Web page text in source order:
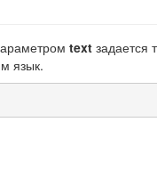
text задается
язык.